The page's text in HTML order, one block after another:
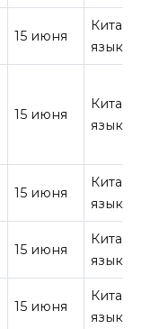
15 июня
язык
15 июня
язык
15 июня
язык
15 июня
язык
15 июня
язык